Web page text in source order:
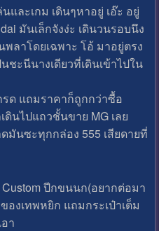
ละเกม เดินๆหาอยู่ เอ๊ะ อยู่
มันเล็กจังง่ะ เดินวนรอบนึง
ลาโดยเฉพาะ โอ้ มาอยู่ตรง
ะนีนางเดียวที่เดินเข้าไปใน
ด แถมราคาก็ถูกกว่าซื้อ
ดินไปแถวชั้นขาย MG เลย
มันซะทุกกล่อง 555 เสียดายที่
Custom ปีกขนนก(อยากต่อมา
งเทพหยิก แถมกระเป๋าเต็ม
า